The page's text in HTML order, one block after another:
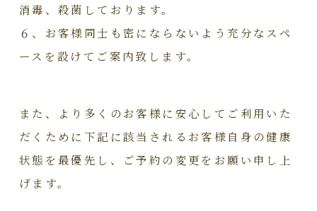
消毒、殺菌しております。
６、お客様同士も密にならないよう充分なスペ
ースを設けてご案内致します。
また、より多くのお客様に安心してご利用いた
だくために下記に該当されるお客様自身の健康
状態を最優先し、ご予約の変更をお願い申し上
げます。